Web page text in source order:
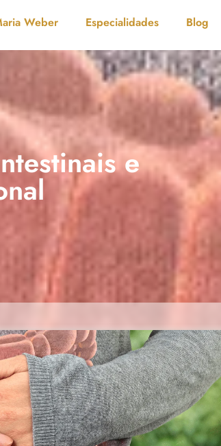
Weber Especialidades Blog
e